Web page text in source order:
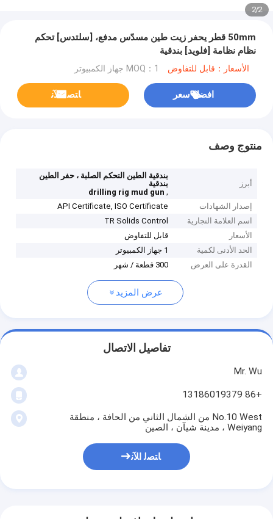
2
/
2
50mm قطر يحفر زيت طين مسدّس مدفع، [سلتدس] تحكم
نظام نظامة [فلويد] بندقية
الأسعار：قابل للتفاوض MOQ：1 جهاز الكمبيوتر
افضل سعر ﺎﺘﺼﻟ ﺍﻶﻧ
منتوج وصف
أبرز
بندقية الطين التحكم الصلبة ، حفر الطين
بندقية
,
drilling rig mud gun
إصدار الشهادات
API Certificate, ISO Certificate
اسم العلامة التجارية
TR Solids Control
الأسعار
قابل للتفاوض
الحد الأدنى لكمية
1 جهاز الكمبيوتر
القدرة على العرض
300 قطعة / شهر
عرض المزيد
تفاصيل الاتصال
Mr. Wu
+86 13186019379
No.10 West من الشمال الثاني من الحافة ، منطقة
Weiyang ، مدينة شيآن ، الصين
ﺎﺘﺼﻟ ﺍﻶﻧ